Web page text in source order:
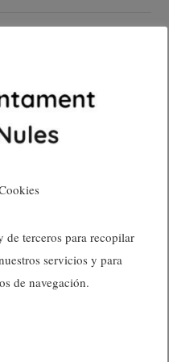
terceros para recopilar
servicios y para
de navegación.